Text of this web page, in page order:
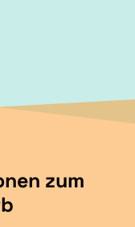
zum